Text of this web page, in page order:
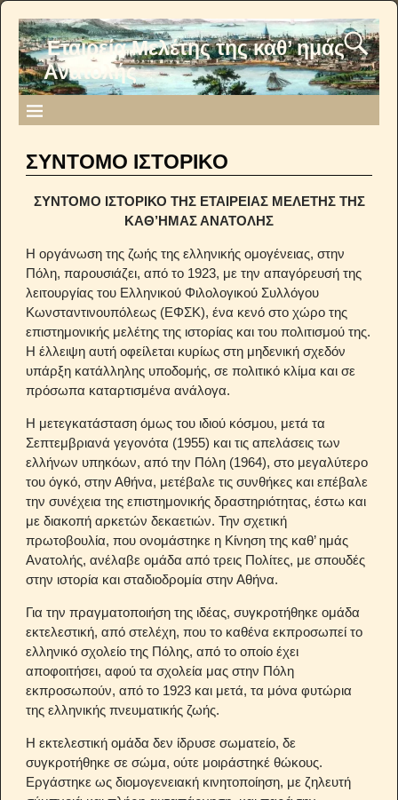
Εταιρεία Μελέτης της καθ’ ημάς
Ανατολής
ΣΥΝΤΟΜΟ ΙΣΤΟΡΙΚΟ
ΣΥΝΤΟΜΟ ΙΣΤΟΡΙΚΟ ΤΗΣ ΕΤΑΙΡΕΙΑΣ ΜΕΛΕΤΗΣ ΤΗΣ
ΚΑΘ’ΗΜΑΣ ΑΝΑΤΟΛΗΣ
Η οργάνωση της ζωής της ελληνικής ομογένειας, στην
Πόλη, παρουσιάζει, από το 1923, με την απαγόρευσή της
λειτουργίας του Ελληνικού Φιλολογικού Συλλόγου
Κωνσταντινουπόλεως (ΕΦΣΚ), ένα κενό στο χώρο της
επιστημονικής μελέτης της ιστορίας και του πολιτισμού της.
Η έλλειψη αυτή οφείλεται κυρίως στη μηδενική σχεδόν
υπάρξη κατάλληλης υποδομής, σε πολιτικό κλίμα και σε
πρόσωπα καταρτισμένα ανάλογα.
Η μετεγκατάσταση όμως του ιδιού κόσμου, μετά τα
Σεπτεμβριανά γεγονότα (1955) και τις απελάσεις των
ελλήνων υπηκόων, από την Πόλη (1964), στο μεγαλύτερο
του όγκό, στην Αθήνα, μετέβαλε τις συνθήκες και επέβαλε
την συνέχεια της επιστημονικής δραστηριότητας, έστω και
με διακοπή αρκετών δεκαετιών. Την σχετική
πρωτοβουλία, που ονομάστηκε η Κίνηση της καθ’ ημάς
Ανατολής, ανέλαβε ομάδα από τρεις Πολίτες, με σπουδές
στην ιστορία και σταδιοδρομία στην Αθήνα.
Για την πραγματοποιήση της ιδέας, συγκροτήθηκε ομάδα
εκτελεστική, από στελέχη, που το καθένα εκπροσωπεί το
ελληνικό σχολείο της Πόλης, από το οποίο έχει
αποφοιτήσει, αφού τα σχολεία μας στην Πόλη
εκπροσωπούν, από το 1923 και μετά, τα μόνα φυτώρια
της ελληνικής πνευματικής ζωής.
Η εκτελεστική ομάδα δεν ίδρυσε σωματείο, δε
συγκροτήθηκε σε σώμα, ούτε μοιράστηκέ θώκους.
Εργάστηκε ως διομογενειακή κινητοποίηση, με ζηλευτή